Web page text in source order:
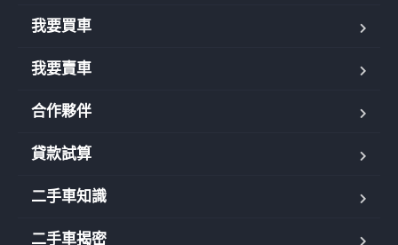
我要買車
我要賣車
合作夥伴
貸款試算
二手車知識
二手車揭密